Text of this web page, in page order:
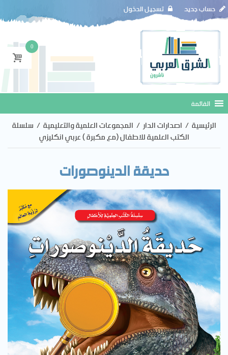
تسجيل الدخول حساب جديد
0
الرئيسية / اصدارات الدار / المجموعات العلمية والتعليمية / سلسلة
الكتب العلمية للاطفال (مع مكبرة ) عربي انكليزي
حديقة الدينوصورات